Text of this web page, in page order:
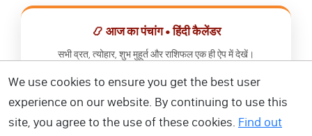
📿 आज का पंचांग • हिंदी कैलेंडर
सभी व्रत, त्योहार, शुभ मुहूर्त और राशिफल एक ही ऐप में देखें।
📅 हिंदी कैलेंडर ऐप डाउनलोड करें
We use cookies to ensure you get the best user
experience on our website. By continuing to use this
site, you agree to the use of these cookies. Find out